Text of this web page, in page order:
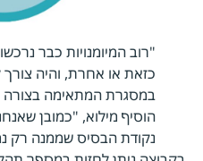
"רוב המיומנויות כבר
כזאת או אחרת, והיה צורך
במסגרת המתאימה בצורה
הוסיף מילוא, "כמובן
נקודת הבסיס שממנה רק